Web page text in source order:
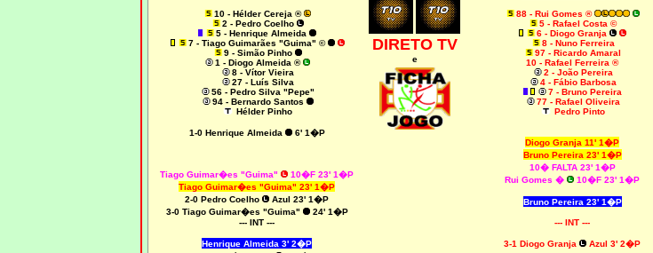
10 - Hélder Cereja ®
2 - Pedro Coelho
5 - Henrique Almeida
7 - Tiago Guimarães "Guima" ©
9 - Simão Pinho
1 - Diogo Almeida ®
8 - Vítor Vieira
27 - Luís Silva
56 - Pedro Silva "Pepe"
94 - Bernardo Santos
Hélder Pinho
1-0 Henrique Almeida 6' 1�P
Tiago Guimar�es "Guima"
10�F 23' 1�P
Tiago Guimar�es "Guima" 23' 1�P
2-0 Pedro Coelho
Azul 23' 1�P
3-0 Tiago Guimar�es "Guima"
24' 1�P
--- INT ---
Henrique Almeida 3' 2�P
DIRETO TV
e
88 - Rui Gomes ®
5 - Rafael Costa ©
6 - Diogo Granja
8 - Nuno Ferreira
97 - Ricardo Amaral
10 - Rafael Ferreira ®
2 - João Pereira
4 - Fábio Barbosa
7 - Bruno Pereira
77 - Rafael Oliveira
Pedro Pinto
Diogo Granja 11' 1�P
Bruno Pereira 23' 1�P
10� FALTA 23' 1�P
Rui Gomes �
10�F 23' 1�P
Bruno Pereira 23' 1�P
--- INT ---
3-1 Diogo Granja Azul 3' 2�P